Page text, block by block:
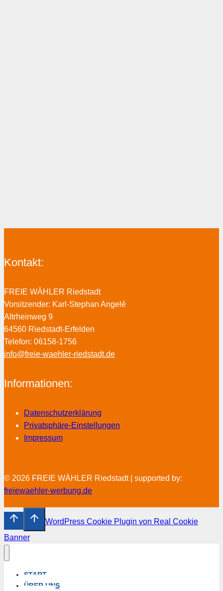
Kontakt:
FREIE WÄHLER Riedstadt
Vorsitzender: Karl-Stephan Angelé
Altrheinweg 9
64560 Riedstadt-Erfelden
Telefon: 06158-1756
info@freie-waehler-riedstadt.de
Informationen:
Datenschutzerklärung
Privatsphäre-Einstellungen
Impressum
© 2026 FREIE WÄHLER Riedstadt | supported by:
freiewaehler-werbung.de
WordPress Cookie Plugin von Real Cookie
Banner
START
ÜBER UNS